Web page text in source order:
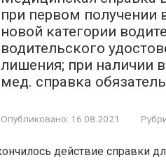
при первом получении
новой категории
водительского
лишения; при наличии
мед. справка
Опубликовано: 16.08.2021